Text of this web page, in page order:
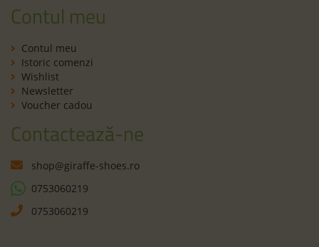
Contul meu
Contul meu
Istoric comenzi
Wishlist
Newsletter
Voucher cadou
Contactează-ne
shop@giraffe-shoes.ro
0753060219
0753060219